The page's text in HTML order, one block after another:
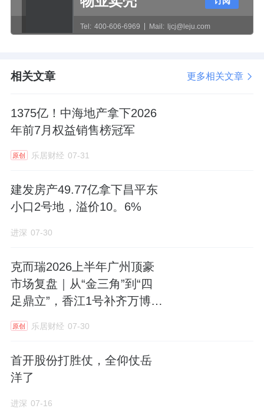
套2.6%/二套3.075%、多重上浮可叠加；二手
增值税满2年免征、不足2年降至3%；全市统
宅地块强制绑定施教学校、设市级安居国企专
项收储外围存量房定向转化保租房/人才房/安置
房。保障纾困端，保交楼白名单常态化、保租
修复、政策底确认；全域普涨预期消失，形
成"核心坚挺、外围去库存"的结构性共识。苏
州市区楼市由此进入"核心坚挺、外围承压、存
平稳发展新阶段。
二、土地市场
核心关键词：缩量提质、国资托底、分化加
2.1 全市土地市场整体概况
Tel: 400-606-6969 Mail: ljcj@leju.com
相关文章 更多相关文章
1375亿！中海地产拿下2026
年前7月权益销售榜冠军
原创 乐居财经 07-31
建发房产49.77亿拿下昌平东
小口2号地，溢价10。6%
进深 07-30
克而瑞2026上半年广州顶豪
市场复盘｜从“金三角”到“四
足鼎立”，香江1号补齐万博千
万级、8万+顶豪赛道
原创 乐居财经 07-30
首开股份打胜仗，全仰仗岳
洋了
进深 07-16